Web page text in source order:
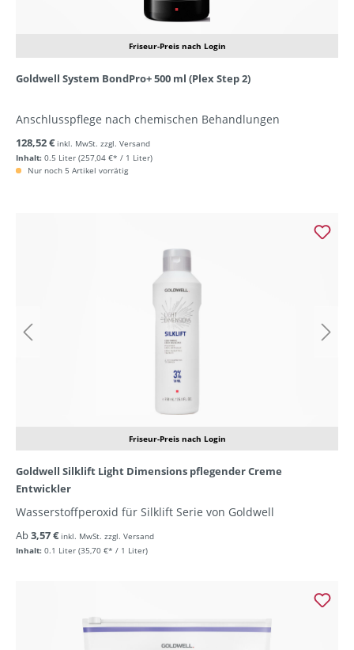
Friseur-Preis nach Login
Goldwell System BondPro+ 500 ml (Plex Step 2)
Anschlusspflege nach chemischen Behandlungen
Inhalt: 0.5 Liter (257,04 €* / 1 Liter)
128,52 € inkl. MwSt. zzgl. Versand
Nur noch 5 Artikel vorrätig
Friseur-Preis nach Login
Goldwell Silklift Light Dimensions pflegender Creme
Entwickler
Wasserstoffperoxid für Silklift Serie von Goldwell
Inhalt: 0.1 Liter (35,70 €* / 1 Liter)
Ab3,57 € inkl. MwSt. zzgl. Versand